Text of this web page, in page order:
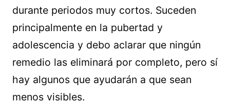
durante periodos muy cortos. Suceden
principalmente en la pubertad y
adolescencia y debo aclarar que ningún
remedio las eliminará por completo, pero sí
hay algunos que ayudarán a que sean
menos visibles.